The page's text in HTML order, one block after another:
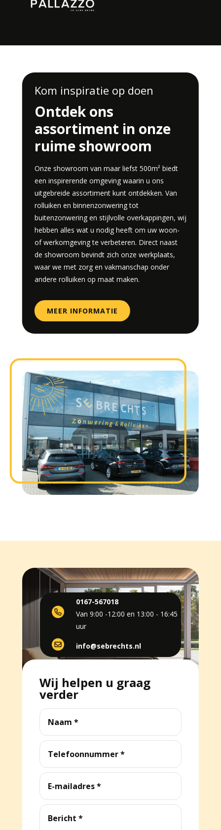
Kom inspiratie op doen
Ontdek ons
assortiment in onze
ruime showroom
Onze showroom van maar liefst 500m² biedt
een inspirerende omgeving waarin u ons
uitgebreide assortiment kunt ontdekken. Van
rolluiken en binnenzonwering tot
buitenzonwering en stijlvolle overkappingen, wij
hebben alles wat u nodig heeft om uw woon-
of werkomgeving te verbeteren. Direct naast
de showroom bevindt zich onze werkplaats,
waar we met zorg en vakmanschap onder
andere rolluiken op maat maken.
MEER INFORMATIE
0167-567018
Van 9:00 -12:00 en 13:00 - 16:45
uur
info@sebrechts.nl
Wij helpen u graag
verder